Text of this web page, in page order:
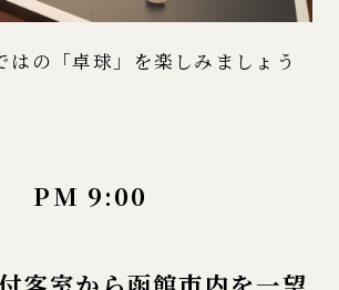
はの「卓球」を楽しみましょう
PM 9:00